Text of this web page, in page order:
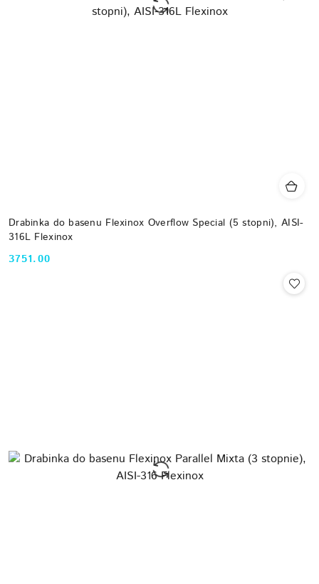
Drabinka do basenu Flexinox Overflow Special (5 stopni), AISI-
316L Flexinox
Cena:
3751.00